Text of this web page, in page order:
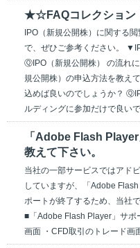
★☆FAQコレクショ
IPO（新規公開株）に関する
で、ぜひご参考ください。
ⓆIPO（新規公開株） の流れ
規公開株）の申込方法を教え
込めば良いのでしょうか？
ルディングに参加だけで良い
「Adobe Flash
教えて下さい。
当社の一部サービスではアド
していますが、「Adobe
ポートが終了するため、当社
■「Adobe Flash Player」サ
画面 ・CFD取引のトレード画